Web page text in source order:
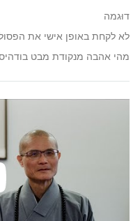
דוּגמה
לא לקחת באופן אישי את
מהי אהבה מנקודת מבט